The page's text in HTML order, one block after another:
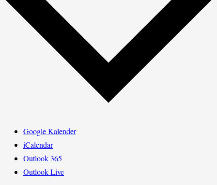
Google Kalender
iCalendar
Outlook 365
Outlook Live